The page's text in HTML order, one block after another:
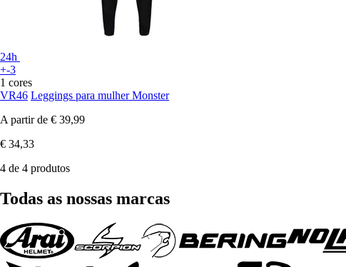
24h
+-3
1 cores
VR46 Leggings para mulher Monster
A partir de € 39,99
€ 34,33
4 de 4 produtos
Todas as nossas marcas